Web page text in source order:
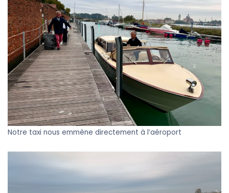
Notre taxi nous emmène directement à l’aéroport